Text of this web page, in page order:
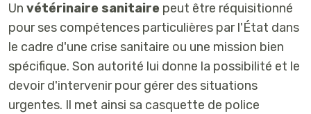
Un vétérinaire sanitaire peut être réquisitionné
pour ses compétences particulières par l'État dans
le cadre d'une crise sanitaire ou une mission bien
spécifique. Son autorité lui donne la possibilité et le
devoir d'intervenir pour gérer des situations
urgentes. Il met ainsi sa casquette de police